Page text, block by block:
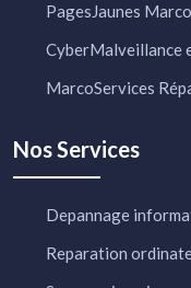
PagesJaunes
CyberMalveillance
MarcoServices
Nos Services
Depannage
Reparation